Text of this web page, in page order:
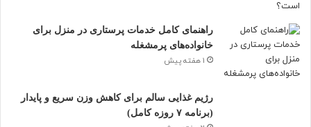
۴. تغذیه نامناسب قبل از خواب
غذاهای سنگین یا خیلی کم غذا خوردن باعث اختلال خواب
می‌شود.
راهنمای کامل خدمات پرستاری در منزل برای
خانواده‌های پرمشغله
1 هفته پیش
رژیم غذایی سالم برای کاهش وزن سریع و پایدار
(برنامه ۷ روزه کامل)